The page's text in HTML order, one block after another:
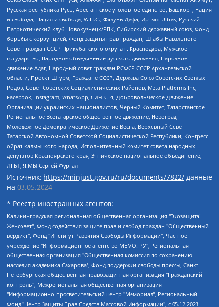
Русская республика Русь, Арестантское уголовное единство, Башкорт, Нация
и свобода, Нация и свобода, W.H.С., Фалунь Дафа, Иртыш Ultras, Русский
Патриотический клуб-Новокузнецк/РПК, Сибирский державный союз, Фонд
борьбы с коррупцией, Фонд защиты прав граждан, Штабы Навального,
Совет граждан СССР Прикубанского округа г. Краснодара, Мужское
государство, Народное объединение русского движения, Народное
движение Адат, Народный совет граждан РСФСР СССР Архангельской
области, Проект Штурм, Граждане СССР, Держава Союз Советских Светлых
Родов, Совет Советских Социалистических Районов, Meta Platforms Inc,
Facebook, Instagram, WhatsApp, СИЧ-С14, Добровольческое Движение
Организации украинских националистов, Черный Комитет, Татарстанское
Региональное Всетатарское общественное движение, Невоград,
Молодежное Демократическое Движение Весна, Верховный Совет
Татарской Автономной Советской Социалистической Республики, Конгресс
ойрат-калмыцкого народа, Исполнительный комитет совета народных
депутатов Красноярского края, Этническое национальное объединение,
ЛГБТ, Я.МЫ Сергей Фургал
Источник: https://minjust.gov.ru/ru/documents/7822/ данные
на 03.05.2024
* Реестр иностранных агентов:
Калининградская региональная общественная организация "Экозащита!-Женсовет", Фонд содействия защите прав и свобод граждан "Общественный вердикт", Фонд "Институт Развития Свободы Информации", Частное учреждение "Информационное агентство МЕМО. РУ", Региональная общественная организация "Общественная комиссия по сохранению наследия академика Сахарова", Фонд поддержки свободы прессы, Санкт-Петербургская общественная правозащитная организация "Гражданский контроль", Межрегиональная общественная организация "Информационно-просветительский центр "Мемориал", Региональный Фонд "Центр Защиты Прав Средств Массовой Информации", с 05.12.2023 Фонд "Центр Защиты Прав Средств массовой информации", Региональная общественная благотворительная организация помощи беженцам и мигрантам "Гражданское содействие", Негосударственное образовательное учреждение дополнительного профессионального образования (повышение квалификации) специалистов "АКАДЕМИЯ ПО ПРАВАМ ЧЕЛОВЕКА", Свердловская региональная общественная организация "Сутяжник", Автономная некоммерческая организация "Центр независимых социологических исследований", Союз общественных объединений "Российский исследовательский центр по правам человека", Региональное общественное учреждение научно-информационный центр "МЕМОРИАЛ", Некоммерческая организация "Фонд защиты гласности", Автономная некоммерческая организация "Институт прав человека", Городская общественная организация "Екатеринбургское общество "МЕМОРИАЛ", Городская общественная организация "Рязанское историко-просветительское и правозащитное общество "Мемориал" (Рязанский Мемориал), Челябинский региональный орган общественной самодеятельности – женское общественное объединение "Женщины Евразии", Челябинский региональный орган общественной самодеятельности "Уральская правозащитная группа", Фонд содействия защите здоровья и социальной справедливости имени Андрея Рылькова, Автономная Некоммерческая Организация "Аналитический Центр Юрия Левады", Автономная некоммерческая организация социальной поддержки населения "Проект Апрель", Региональная общественная организация помощи женщинам и детям, находящимся в кризисной ситуации "Информационно-методический центр "Анна", Фонд содействия развитию массовых коммуникаций и правовому просвещению "Так-так-Так", Фонд содействия устойчивому развитию "Серебряная тайга", Свердловский региональный общественный фонд социальных проектов "Новое время", "Idel.Реалии", Кавказ.Реалии, Крым.Реалии, Телеканал Настоящее Время, Татаро-башкирская служба Радио Свобода (Azatliq Radiosi), Радио Свободная Европа/Радио Свобода (PCE/PC), "Сибирь.Реалии", "Фактограф", Благотворительный фонд помощи осужденным и их семьям, Автономная некоммерческая организация "Институт глобализации и социальных движений", Фонд "В защиту прав заключенных", Частное учреждение "Центр поддержки и содействия развитию средств массовой информации", Пензенский региональный общественный благотворительный фонд "Гражданский союз", "Север.Реалии", Некоммерческая организация Фонд "Правовая инициатива", Общество с ограниченной ответственностью "Радио Свободная Европа/Радио Свобода", Чешское информационное агентство "MEDIUM-ORIENT", Красноярская региональная общественная организация "Мы против СПИДа", Камалягин Денис Николаевич, Маркелов Сергей Евгеньевич, Пономарев Лев Александрович, Савицкая Людмила Алексеевна, Автономная некоммерческая организация "Центр по работе с проблемой насилия "НАСИЛИЮ.НЕТ", Межрегиональный профессиональный союз работников здравоохранения "Альянс врачей", Юридическое лицо, зарегистрированное в Латвийской Республике, SIA "Medusa Project" (регистрационный номер 40103797863, дата регистрации 10.06.2014), Некоммерческая организация "Фонд по борьбе с коррупцией", Автономная некоммерческая организация "Институт права и публичной политики", Баданин Роман Сергеевич, Гликин Максим Александрович, Железнова Мария Михайловна, Лукьянова Юлия Сергеевна, Маетная Елизавета Витальевна, Маняхин Петр Борисович, Чуракова Ольга Владимировна, Ярош Юлия Петровна, Юридическое лицо "The Insider SIA", зарегистрированное в Риге, Латвийская Республика (дата регистрации 26.06.2015), являющееся администратором доменного имени интернет-издания "The Insider SIA", https://theins.ru, Постернак Алексей Евгеньевич, Рубин Михаил Аркадьевич, Анин Роман Александрович, Юридическое лицо Istories fonds, зарегистрированное в Латвийской Республике (регистрационный номер 50008295751, дата регистрации 24.02.2020), Великовский Дмитрий Александрович, Долинина Ирина Николаевна, Мароховская Алеся Алексеевна, Шлейнов Роман Юрьевич, Шмагун Олеся Валентиновна, Общество с ограниченной ответственностью "Альтаир 2021", Общество с ограниченной ответственностью "Вега 2021", Общество с ограниченной ответственностью "Главный редактор 2021", Общество с ограниченной ответственностью "Ромашки монолит", Важенков Артем Валерьевич, Ивановская областная общественная организация "Центр гендерных исследований", Гурман Юрий Альбертович, Медиапроект "ОВД-Инфо", Егоров Владимир Владимирович, Жилинский Владимир Александрович, Общество с ограниченной ответственностью "ЗП", Иванова София Юрьевна, Карезина Инна Павловна, Кильтау Екатерина Викторовна, Петров Алексей Викторович, Пискунов Сергей Евгеньевич, Смирнов Сергей Сергеевич, Тихонов Михаил Сергеевич, Общество с ограниченной ответственностью "ЖУРНАЛИСТ-ИНОСТРАННЫЙ АГЕНТ", Арапова Галина Юрьевна, Вольтская Татьяна Анатольевна, Американская компания "Mason G.E.S. Anonymous Foundation" (США), являющаяся владельцем интернет-издания https://mnews.world/, Компания "Stichting Bellingcat", зарегистрированная в Нидерландах (дата регистрации 11.07.2018), Захаров Андрей Вячеславович, Клепиковская Екатерина Дмитриевна, Общество с ограниченной ответственностью "МЕМО", Перл Роман Александрович, Симонов Евгений Алексеевич, Соловьева Елена Анатольевна, Сотников Даниил Владимирович, Сурначева Елизавета Дмитриевна, Автономная некоммерческая организация по защите прав человека и информированию населения "Якутия – Наше Мнение", Общество с ограниченной ответственностью "Москоу диджитал медиа", с 26.01.2023 Общество с ограниченной ответственностью "Чайка Белые сады", Ветошкина Валерия Валерьевна, Заговора Максим Александрович, Межрегиональное общественное движение "Российская ЛГБТ - сеть", Оленичев Максим Владимирович, Павлов Иван Юрьевич, Скворцова Елена Сергеевна, Общество с ограниченной ответственностью "Как бы инагент", Кочетков Игорь Викторович, Общество с ограниченной ответственностью "Честные выборы", Еланчик Олег Александрович, Общество с ограниченной ответственностью "Нобелевский призыв", Гималова Регина Эмилевна, Григорьев Андрей Валерьевич, Григорьева Алина Александровна, Ассоциация по содействию защите прав призывников, альтернативнослужащих и военнослужащих "Правозащитная группа "Гражданин.Армия.Право", Хисамова Регина Фаритовна, Автономная некоммерческая организация по реализации социально-правовых программ "Лилит", Дальневосточное общественное движение "Маяк", Санкт-Петербургская ЛГБТ-инициативная группа "Выход", Инициативная группа ЛГБТ+ "Реверс", Алексеев Андрей Викторович, Бекбулатова Таисия Львовна, Беляев Иван Михайлович, Владыкина Елена Сергеевна, Гельман Марат Александрович, Никульшина Вероника Юрьевна, Толоконникова Надежда Андреевна, Шендерович Виктор Анатольевич, Общество с ограниченной ответственностью "Данное сообщение", Общество с ограниченной ответственностью Издательский дом "Новая глава", Айнбиндер Александра Александровна, Московский комьюнити-центр для ЛГБТ+инициатив, Благотворительный фонд развития филантропии, Deutsche Welle (Германия, Kurt-Schumacher-Strasse 3, 53113 Bonn), Борзунова Мария Михайловна, Воробьев Виктор Викторович, Голубева Анна Львовна, Константинова Алла Михайловна, Малкова Ирина Владимировна, Мурадов Мурад Абдулгалимович, Осетинская Елизавета Николаевна, Понасенков Евгений Николаевич, Ганапольский Матвей Юрьевич, Киселев Евгений Алексеевич, Борухович Ирина Григорьевна, Дремин Иван Тимофеевич, Дубровский Дмитрий Викторович, Красноярская региональная общественная организация поддержки и развития альтернативных образовательных технологий и межкультурных коммуникаций "ИНТЕРРА", Маяковская Екатерина Алексеевна, Фейгин Марк Захарович, Филимонов Андрей Викторович, Дзугкоева Регина Николаевна, Доброхотов Роман Александрович, Дудь Юрий Александрович, Елкин Сергей Владимирович, Кругликов Кирилл Игоревич, Сабунаева Мария Леонидовна, Семенов Алексей Владимирович, Шаинян Карен Багратович, Шульман Екатерина Михайловна, Асафьев Артур Валерьевич, Вахштайн Виктор Семенович, Венедиктов Алексей Алексеевич, Лушникова Екатерина Евгеньевна, Волков Леонид Михайлович, Невзоров Александр Глебович, Пархоменко Сергей Борисович, Сироткин Ярослав Николаевич, Кара-Мурза Владимир Владимирович, Баранова Наталья Владимировна, Гозман Леонид Яковлевич, Кагарлицкий Борис Юльевич, Климарев Михаил Валерьевич, Милов Владимир Станиславович, Автономная некоммерческая организация Краснодарский центр современного искусства "Типография", Моргенштерн Алишер Тагирович, Соболь Любовь Эдуардовна, Общество с ограниченной ответственностью "ЛИЗА НОРМ", Каспаров Гарри Кимович, Ходорковский Михаил Борисович, Общество с ограниченной ответственностью "Апрельские тезисы", Данилович Ирина Брониславовна, Кашин Олег Владимирович, Петров Николай Владимирович, Пивоваров Алексей Владимирович, Соколов Михаил Владимирович, Цветкова Юлия Владимировна, Чичваркин Евгений Александрович, Комитет против пыток/Команда против пыток, Общество с ограниченной ответственностью "Первый научный", Общество с ограниченной ответственностью "Вертолет и ко", Белоцерковская Вероника Борисовна, Кац Максим Евгеньевич, Лазарева Татьяна Юрьевна, Шаведдинов Руслан Табризович, Яшин Илья Валерьевич, Общество с ограниченной ответственностью "Иноагент ААВ", Алешковский Дмитрий Петрович, Альбац Евгения Марковна, Быков Дмитрий Львович, Галямина Юлия Евгеньевна, Лойко Сергей Леонидович, Мартынов Кирилл Константинович, Медведев Сергей Александрович, Крашенинников Федор Геннадиевич, Гордеева Катерина Вл